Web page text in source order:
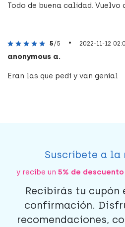
Todo de buena calidad. Vuelvo
5/5 • 2022-11-12
anonymous a.
Eran las que pedí y van genial
Suscríbete a la
y recibe un 5% de descuento
Recibirás tu cupón
confirmación.
recomendaciones,